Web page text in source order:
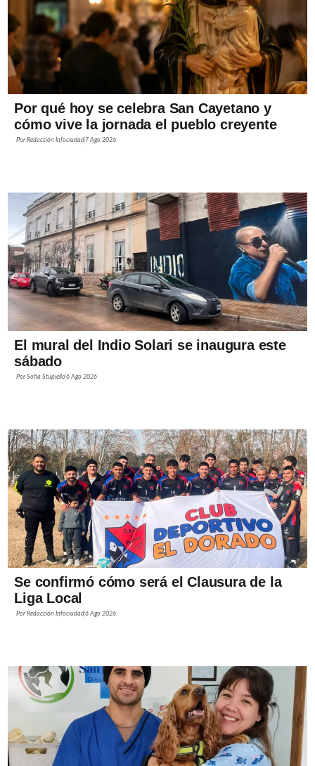
Por qué hoy se celebra San Cayetano y
cómo vive la jornada el pueblo creyente
PorRedacción Infociudad 7 Ago 2026
El mural del Indio Solari se inaugura este
sábado
PorSofía Stupiello6 Ago 2026
Se confirmó cómo será el Clausura de la
Liga Local
PorRedacción Infociudad6 Ago 2026